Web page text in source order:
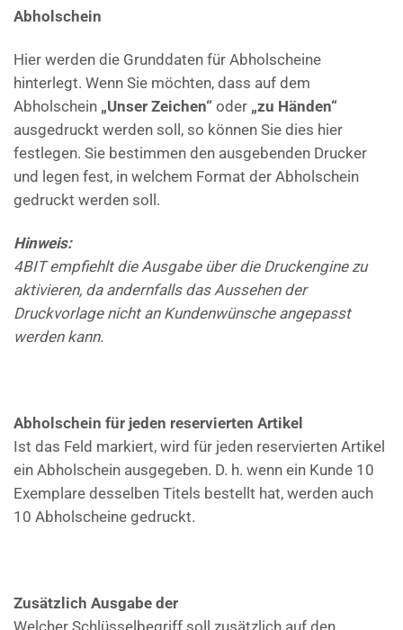
Abholschein
Hier werden die Grunddaten für Abholscheine
hinterlegt. Wenn Sie möchten, dass auf dem
Abholschein „Unser Zeichen“ oder „zu Händen“
ausgedruckt werden soll, so können Sie dies hier
festlegen. Sie bestimmen den ausgebenden Drucker
und legen fest, in welchem Format der Abholschein
gedruckt werden soll.
Hinweis:
4BIT empfiehlt die Ausgabe über die Druckengine zu
aktivieren, da andernfalls das Aussehen der
Druckvorlage nicht an Kundenwünsche angepasst
werden kann.
Abholschein für jeden reservierten Artikel
Ist das Feld markiert, wird für jeden reservierten Artikel
ein Abholschein ausgegeben. D. h. wenn ein Kunde 10
Exemplare desselben Titels bestellt hat, werden auch
10 Abholscheine gedruckt.
Zusätzlich Ausgabe der